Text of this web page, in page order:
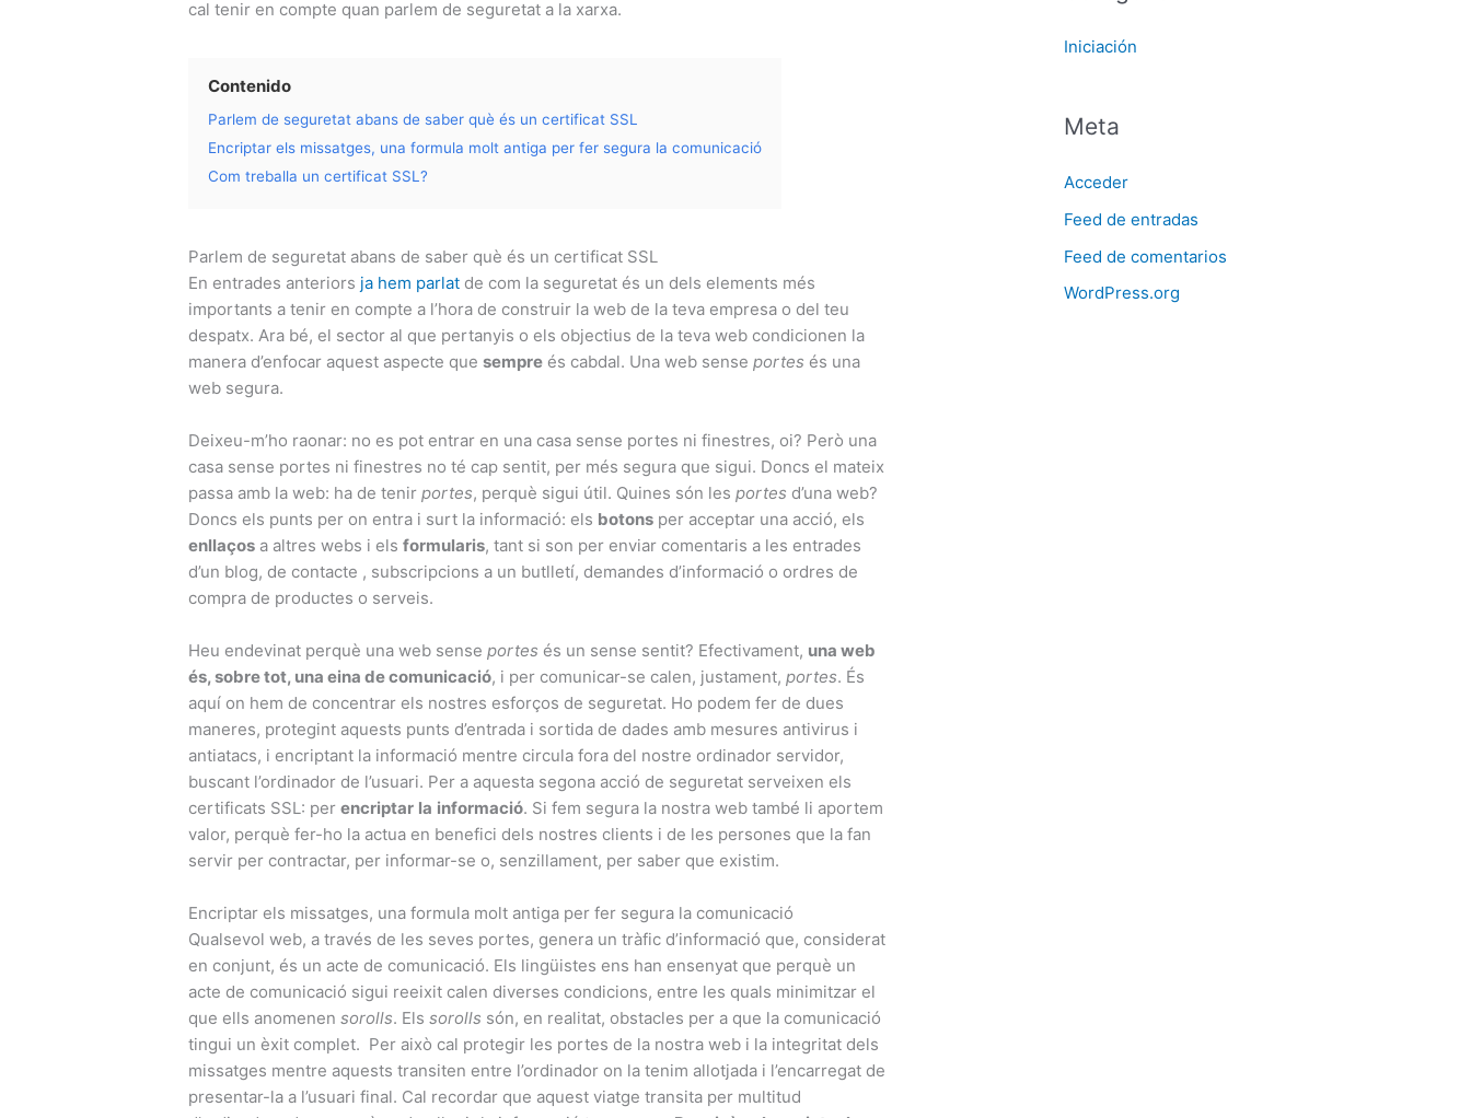
cal tenir en compte quan parlem de seguretat a la xarxa.
Contenido
Parlem de seguretat abans de saber què és un certificat SSL
Encriptar els missatges, una formula molt antiga per fer segura la comunicació
Com treballa un certificat SSL?
Parlem de seguretat abans de saber què és un certificat SSL
En entrades anteriors ja hem parlat de com la seguretat és un dels elements més
importants a tenir en compte a l’hora de construir la web de la teva empresa o del teu
despatx. Ara bé, el sector al que pertanyis o els objectius de la teva web condicionen la
manera d’enfocar aquest aspecte quesempre és cabdal. Una web senseportes és una
web segura.
Deixeu-m’ho raonar: no es pot entrar en una casa sense portes ni finestres, oi? Però una
casa sense portes ni finestres no té cap sentit, per més segura que sigui. Doncs el mateix
passa amb la web: ha de tenirportes, perquè sigui útil. Quines són lesportes d’una web?
Doncs els punts per on entra i surt la informació: els botons per acceptar una acció, els
enllaços a altres webs i elsformularis, tant si son per enviar comentaris a les entrades
d’un blog, de contacte , subscripcions a un butlletí, demandes d’informació o ordres de
compra de productes o serveis.
Heu endevinat perquè una web senseportes és un sense sentit? Efectivament, una web
és, sobre tot, una eina de comunicació, i per comunicar-se calen, justament,portes. És
aquí on hem de concentrar els nostres esforços de seguretat. Ho podem fer de dues
maneres, protegint aquests punts d’entrada i sortida de dades amb mesures antivirus i
antiatacs, i encriptant la informació mentre circula fora del nostre ordinador servidor,
buscant l’ordinador de l’usuari. Per a aquesta segona acció de seguretat serveixen els
certificats SSL: perencriptar la informació. Si fem segura la nostra web també li aportem
valor, perquè fer-ho la actua en benefici dels nostres clients i de les persones que la fan
servir per contractar, per informar-se o, senzillament, per saber que existim.
Encriptar els missatges, una formula molt antiga per fer segura la comunicació
Qualsevol web, a través de les seves portes, genera un tràfic d’informació que, considerat
en conjunt, és un acte de comunicació. Els lingüistes ens han ensenyat que perquè un
acte de comunicació sigui reeixit calen diverses condicions, entre les quals minimitzar el
que ells anomenensorolls. Elssorolls són, en realitat, obstacles per a que la comunicació
tingui un èxit complet. Per això cal protegir les portes de la nostra web i la integritat dels
missatges mentre aquests transiten entre l’ordinador on la tenim allotjada i l’encarregat de
presentar-la a l’usuari final. Cal recordar que aquest viatge transita per multitud
Iniciación
Meta
Acceder
Feed de entradas
Feed de comentarios
WordPress.org